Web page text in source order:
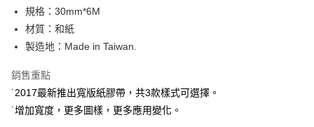
付款後全家取貨
每筆NT$60，滿NT$499(含以上)免運費
每筆NT$60，滿NT$499(含以上)免運費
宅配
規格：30mm*6M
材質：和紙
製造地：Made in Taiwan.
銷售重點
˙2017最新推出寬版紙膠帶，共3款樣式可選擇。
˙增加寬度，更多圖樣，更多應用變化。